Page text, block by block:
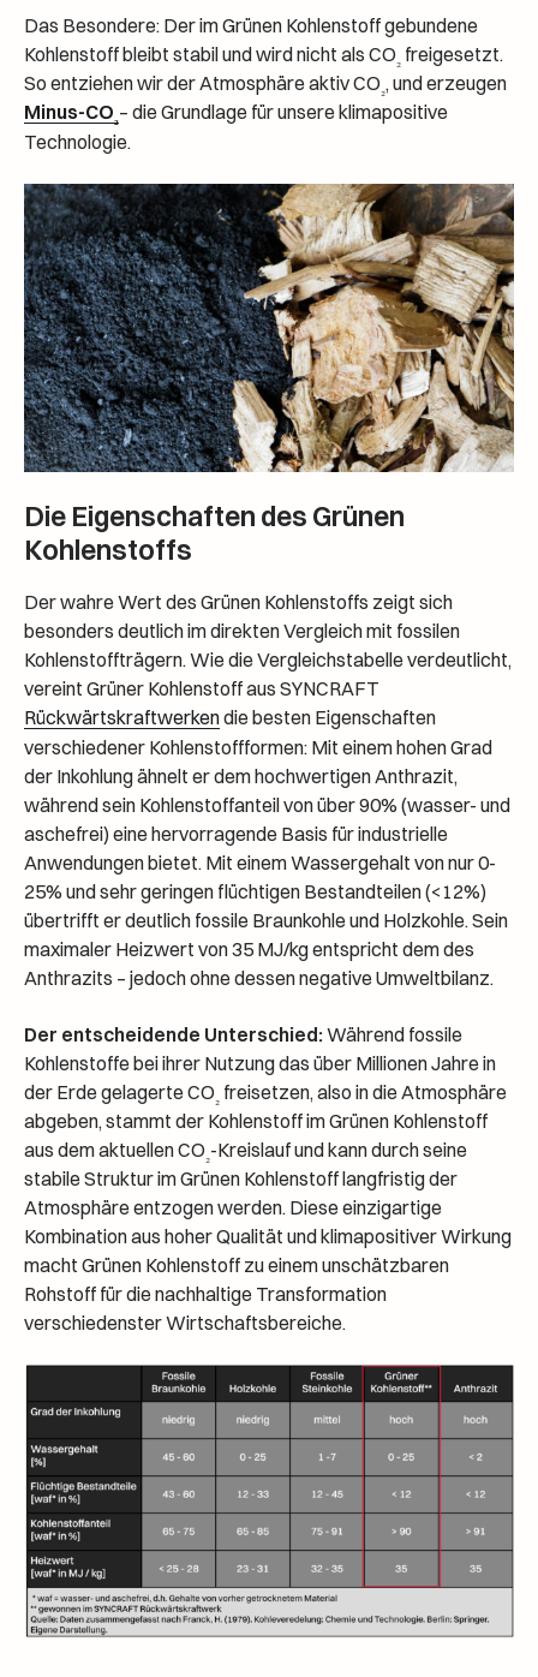
Das Besondere: Der im Grünen Kohlenstoff gebundene
Kohlenstoff bleibt stabil und wird nicht als CO₂ freigesetzt.
So entziehen wir der Atmosphäre aktiv CO₂, und erzeugen
Minus-CO₂– die Grundlage für unsere klimapositive
Technologie.
Die Eigenschaften des Grünen
Kohlenstoffs
Der wahre Wert des Grünen Kohlenstoffs zeigt sich
besonders deutlich im direkten Vergleich mit fossilen
Kohlenstoffträgern. Wie die Vergleichstabelle verdeutlicht,
vereint Grüner Kohlenstoff aus SYNCRAFT
Rückwärtskraftwerkendie besten Eigenschaften
verschiedener Kohlenstoffformen: Mit einem hohen Grad
der Inkohlung ähnelt er dem hochwertigen Anthrazit,
während sein Kohlenstoffanteil von über 90% (wasser- und
aschefrei) eine hervorragende Basis für industrielle
Anwendungen bietet. Mit einem Wassergehalt von nur 0-
25% und sehr geringen flüchtigen Bestandteilen (<12%)
übertrifft er deutlich fossile Braunkohle und Holzkohle. Sein
maximaler Heizwert von 35 MJ/kg entspricht dem des
Anthrazits – jedoch ohne dessen negative Umweltbilanz.
Der entscheidende Unterschied:Während fossile
Kohlenstoffe bei ihrer Nutzung das über Millionen Jahre in
der Erde gelagerte CO₂ freisetzen, also in die Atmosphäre
abgeben, stammt der Kohlenstoff im Grünen Kohlenstoff
aus dem aktuellen CO₂-Kreislauf und kann durch seine
stabile Struktur im Grünen Kohlenstoff langfristig der
Atmosphäre entzogen werden. Diese einzigartige
Kombination aus hoher Qualität und klimapositiver Wirkung
macht Grünen Kohlenstoff zu einem unschätzbaren
Rohstoff für die nachhaltige Transformation
verschiedenster Wirtschaftsbereiche.